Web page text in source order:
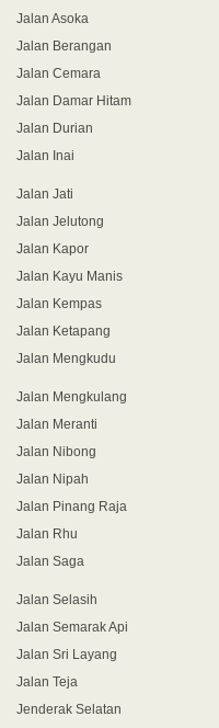
Jalan Asoka
Jalan Berangan
Jalan Cemara
Jalan Damar Hitam
Jalan Durian
Jalan Inai
Jalan Jati
Jalan Jelutong
Jalan Kapor
Jalan Kayu Manis
Jalan Kempas
Jalan Ketapang
Jalan Mengkudu
Jalan Mengkulang
Jalan Meranti
Jalan Nibong
Jalan Nipah
Jalan Pinang Raja
Jalan Rhu
Jalan Saga
Jalan Selasih
Jalan Semarak Api
Jalan Sri Layang
Jalan Teja
Jenderak Selatan